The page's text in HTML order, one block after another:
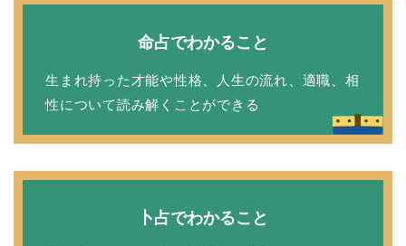
命占でわかること
生まれ持った才能や性格、人生の流れ、適職、相
性について読み解くことができる
卜占でわかること